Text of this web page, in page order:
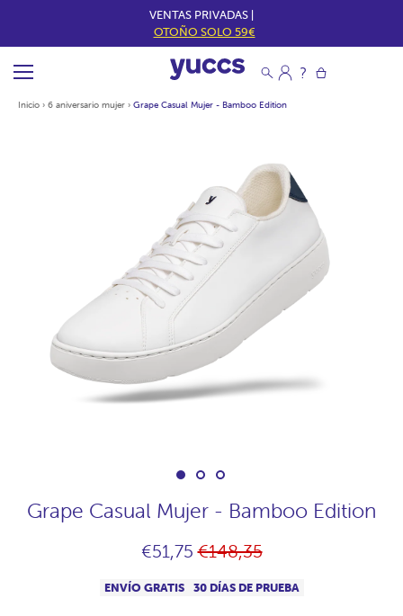
VENTAS PRIVADAS |
OTOÑO SOLO 59€
Inicio › 6 aniversario mujer › Grape Casual Mujer - Bamboo Edition
Grape Casual Mujer - Bamboo Edition
€51,75Precio
habitual
€148,35
ENVÍO GRATIS 30 DÍAS DE PRUEBA